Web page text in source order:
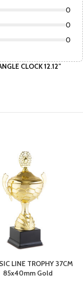
0
0
0
CLOCK 12.12”
LINE TROPHY 37CM
85x40mm Gold